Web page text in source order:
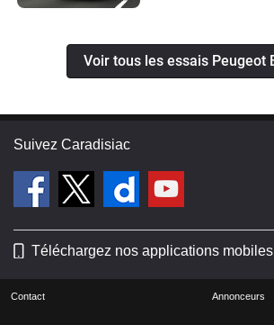
Voir tous les essais Peugeot
Suivez Caradisiac
Téléchargez nos applications mobiles
Contact Annonceurs